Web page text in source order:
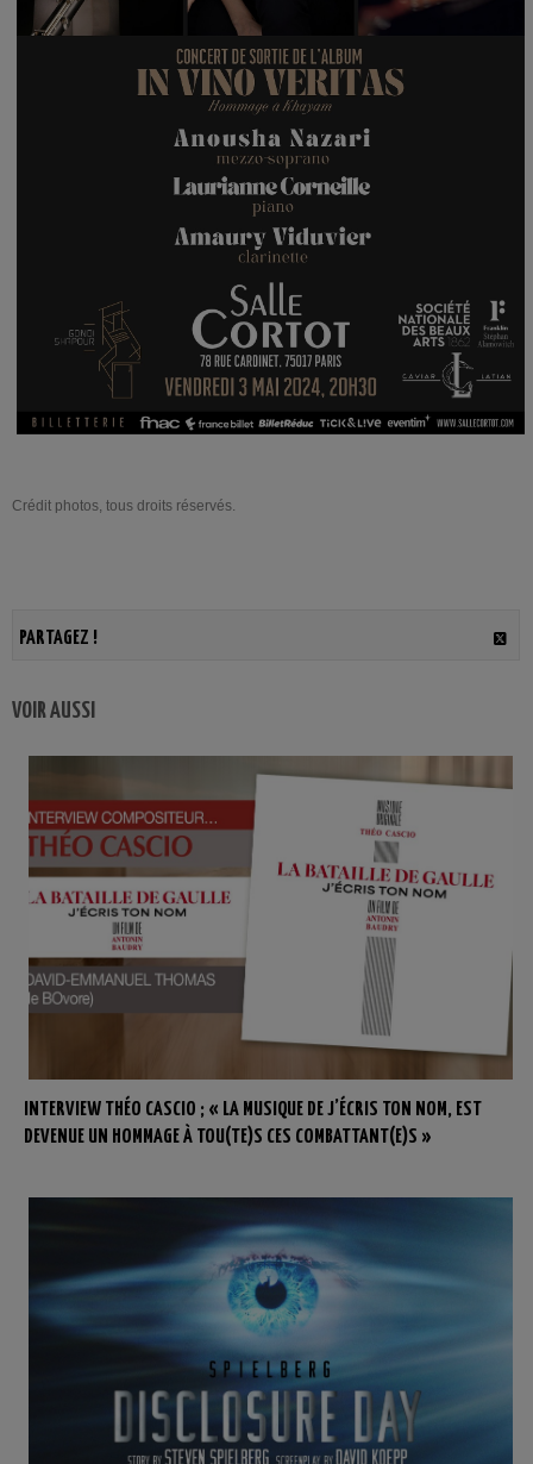
Crédit photos, tous droits réservés.
PARTAGEZ !
VOIR AUSSI
INTERVIEW THÉO CASCIO ; « LA MUSIQUE DE J’ÉCRIS TON NOM, EST
DEVENUE UN HOMMAGE À TOU(TE)S CES COMBATTANT(E)S »